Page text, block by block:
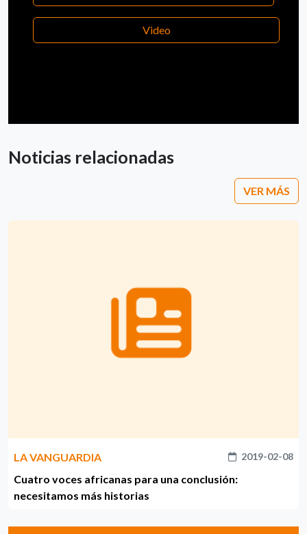
Video
Noticias relacionadas
VER MÁS
LA VANGUARDIA 2019-02-08
Cuatro voces africanas para una conclusión:
necesitamos más historias